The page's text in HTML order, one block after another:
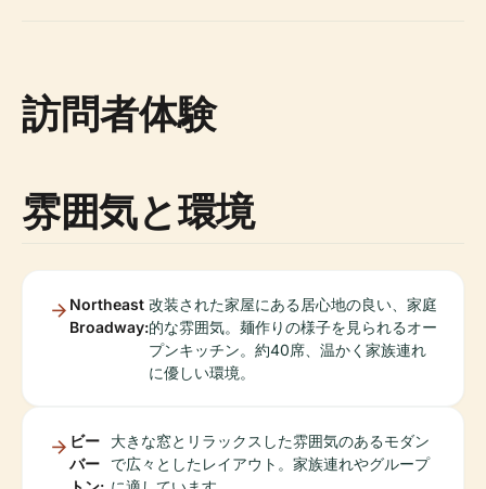
訪問者体験
雰囲気と環境
Northeast
Broadway:
改装された家屋にある居心地の良い、家庭
的な雰囲気。麺作りの様子を見られるオー
プンキッチン。約40席、温かく家族連れ
に優しい環境。
ビー
バー
大きな窓とリラックスした雰囲気のあるモダン
で広々としたレイアウト。家族連れやグループ